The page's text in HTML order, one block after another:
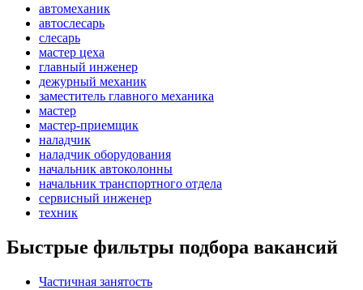
автомеханик
автослесарь
слесарь
мастер цеха
главный инженер
дежурный механик
заместитель главного механика
мастер
мастер-приемщик
наладчик
наладчик оборудования
начальник автоколонны
начальник транспортного отдела
сервисный инженер
техник
Быстрые фильтры подбора вакансий
Частичная занятость